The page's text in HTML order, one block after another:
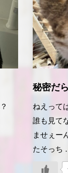
？
秘密だ
ねえって
誰も見て
ませぇ
たそっち